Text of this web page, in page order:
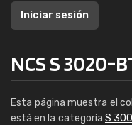
Iniciar sesión
NCS S 3020-
Esta página muestra el
está en la categoría S